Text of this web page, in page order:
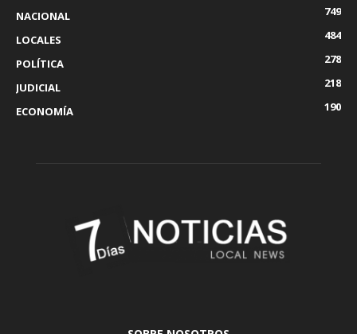
NACIONAL
749
LOCALES
484
POLÍTICA
278
JUDICIAL
218
ECONOMÍA
190